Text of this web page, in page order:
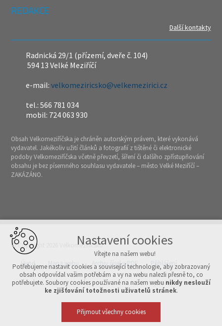
REDAKCE
Další kontakty
Radnická 29/1 (přízemí, dveře č. 104)
594 13 Velké Meziříčí
e-mail:velkomeziricsko@velkemezirici.cz
tel.: 566 781 034
mobil: 724 063 930
Obsah Velkomeziříčska je chráněn autorským právem, které vykonává
vydavatel. Jakékoliv užití článků a fotografií z tištěné či elektronické
podoby Velkomeziříčska včetně převzetí, šíření či dalšího zpřístupňování
obsahu je bez písemného souhlasu vydavatele – město Velké Meziříčí –
ZAKÁZÁNO.
© Copyright 2026 Velkomeziříčsko
Úvod Mapa webu Archiv čísel v PDF Přihlášení
Vytvořeno v xart.cz
Nastavení cookies
Vítejte na našem webu!
Potřebujeme nastavit cookies a související technologie, aby zobrazovaný
obsah odpovídal vašim potřebám a vy na webu nalezli přesně to, co
potřebujete. Soubory cookies používané na našem webu nikdy neslouží
ke zjišťování totožnosti uživatelů stránek.
Přijmout všechny cookies